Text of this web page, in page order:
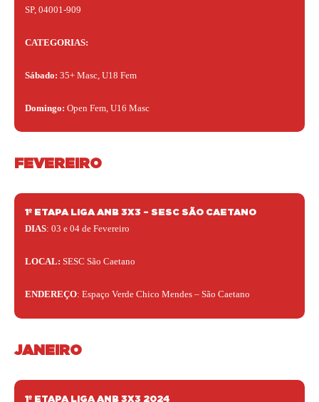
SP, 04001-909
CATEGORIAS:
Sábado: 35+ Masc, U18 Fem
Domingo: Open Fem, U16 Masc
FEVEREIRO
1º ETAPA LIGA ANB 3X3 – SESC SÃO CAETANO
DIAS: 03 e 04 de Fevereiro
LOCAL: SESC São Caetano
ENDEREÇO: Espaço Verde Chico Mendes – São Caetano
JANEIRO
1º ETAPA LIGA ANB 3X3 2024